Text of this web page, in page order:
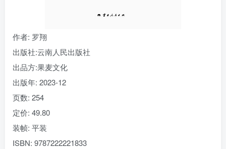
作者: 罗翔
出版社:云南人民出版社
出品方:果麦文化
出版年: 2023-12
页数: 254
定价: 49.80
装帧: 平装
ISBN: 9787222221833